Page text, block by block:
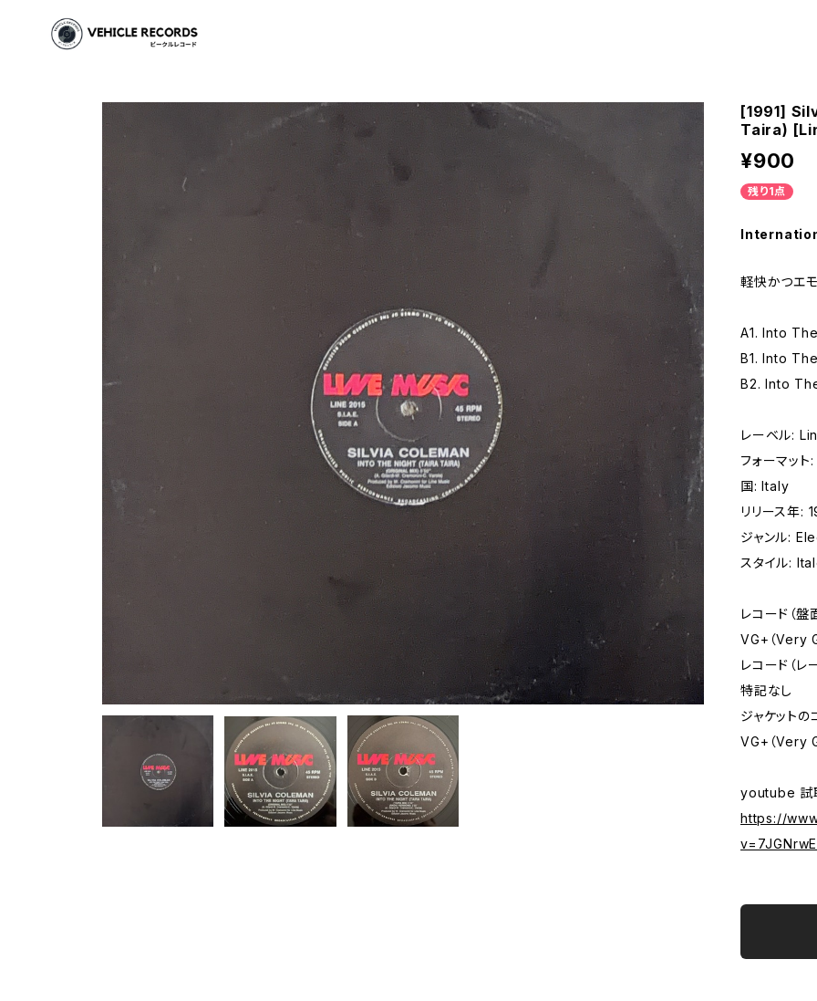
[1991]
Taira)
¥900
残り1点
軽快かつエモ
A1. Into
B1. Into
B2. Into
レーベル:
フォーマッ
国: Italy
リリース年:
ジャンル:
スタイル:
レコード（盤
VG+（Very
レコード（レ
特記なし
ジャケットの
VG+（Very
youtube 試
https://